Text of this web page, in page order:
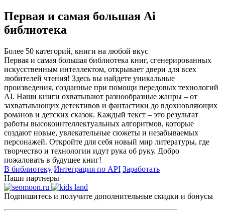
Первая и самая большая Ai
библиотека
Более 50 категорий, книги на любой вкус
Первая и самая большая библиотека книг, сгенерированных
искусственным интеллектом, открывает двери для всех
любителей чтения! Здесь вы найдете уникальные
произведения, созданные при помощи передовых технологий
AI. Наши книги охватывают разнообразные жанры – от
захватывающих детективов и фантастики до вдохновляющих
романов и детских сказок. Каждый текст – это результат
работы высокоинтеллектуальных алгоритмов, которые
создают новые, увлекательные сюжеты и незабываемых
персонажей. Откройте для себя новый мир литературы, где
творчество и технологии идут рука об руку. Добро
пожаловать в будущее книг!
В библиотеку Интеграция по API Заработать
Наши партнеры
Подпишитесь и получите дополнительные скидки и бонусы